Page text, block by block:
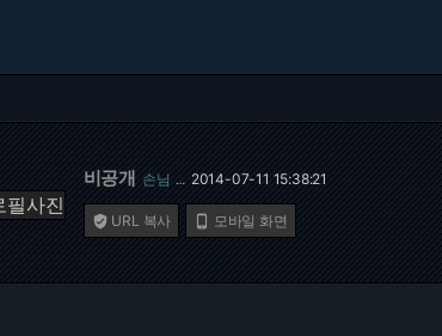
비공개 손님 … 2014-07-11 15:38:21
 URL 복사  모바일 화면